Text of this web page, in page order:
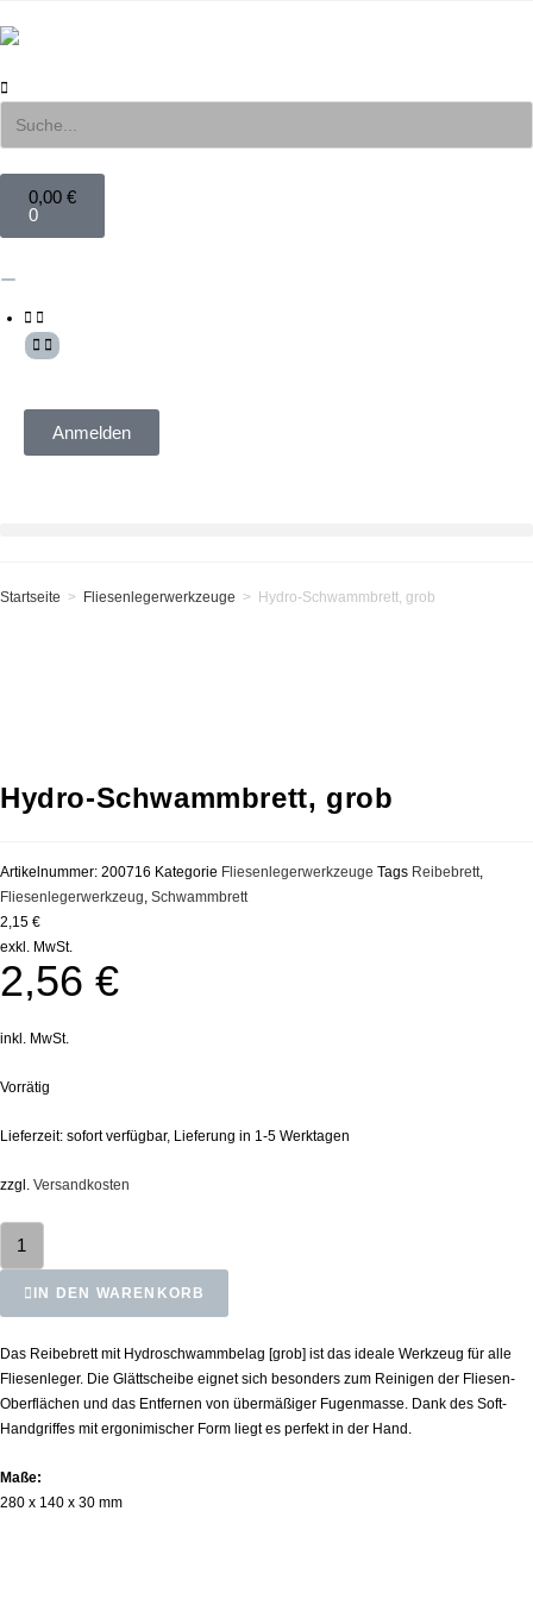
0,00 €
0
Anmelden
Startseite > Fliesenlegerwerkzeuge > Hydro-Schwammbrett, grob
Hydro-Schwammbrett, grob
Artikelnummer: 200716 Kategorie Fliesenlegerwerkzeuge Tags Reibebrett
Fliesenlegerwerkzeug Schwammbrett
2,15 €
exkl. MwSt.
2,56 €
inkl. MwSt.
Vorrätig
Lieferzeit: sofort verfügbar, Lieferung in 1-5 Werktagen
zzgl. Versandkosten
IN DEN WARENKORB
Das Reibebrett mit Hydroschwammbelag [grob] ist das ideale Werkzeug für alle
Fliesenleger. Die Glättscheibe eignet sich besonders zum Reinigen der Fliesen-
Oberflächen und das Entfernen von übermäßiger Fugenmasse. Dank des Soft-
Handgriffes mit ergonimischer Form liegt es perfekt in der Hand.
Maße:
280 x 140 x 30 mm